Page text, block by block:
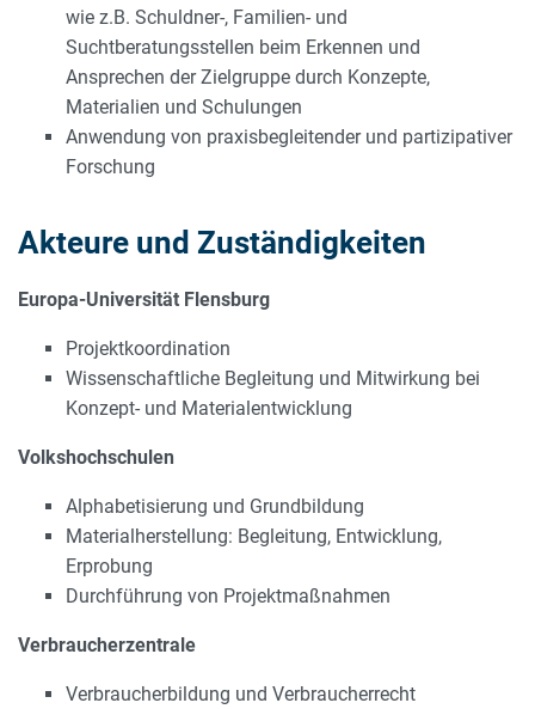
wie z.B. Schuldner-, Familien- und
Suchtberatungsstellen beim Erkennen und
Ansprechen der Zielgruppe durch Konzepte,
Materialien und Schulungen
Anwendung von praxisbegleitender und partizipativer
Forschung
Akteure und Zuständigkeiten
Europa-Universität Flensburg
Projektkoordination
Wissenschaftliche Begleitung und Mitwirkung bei
Konzept- und Materialentwicklung
Volkshochschulen
Alphabetisierung und Grundbildung
Materialherstellung: Begleitung, Entwicklung,
Erprobung
Durchführung von Projektmaßnahmen
Verbraucherzentrale
Verbraucherbildung und Verbraucherrecht